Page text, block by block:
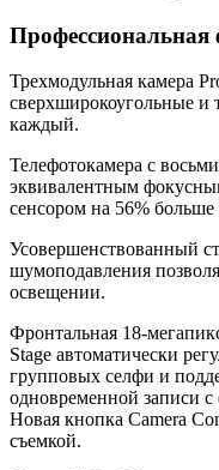
Профессиональная
Трехмодульная камера
сверхширокоугольные и
каждый.
Телефотокамера с
эквивалентным
сенсором на 56%
Усовершенствованный
шумоподавления
освещении.
Фронтальная 18-
Stage автоматически
групповых селфи и
одновременной записи
Новая кнопка Camera
съемкой.